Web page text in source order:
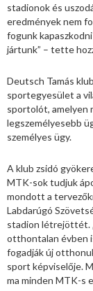
stadionok és
eredmények nem
fogunk
jártunk” – tette
Deutsch Tamás
sportegyesület a
sportolót, amelyen
legszemélyesebb
személyes ügy.
A klub zsidó
MTK-sok tudjuk
mondott a
Labdarúgó
stadion létrejöttét.
otthontalan évben
fogadják új
sport képviselője.
ma minden MTK-s